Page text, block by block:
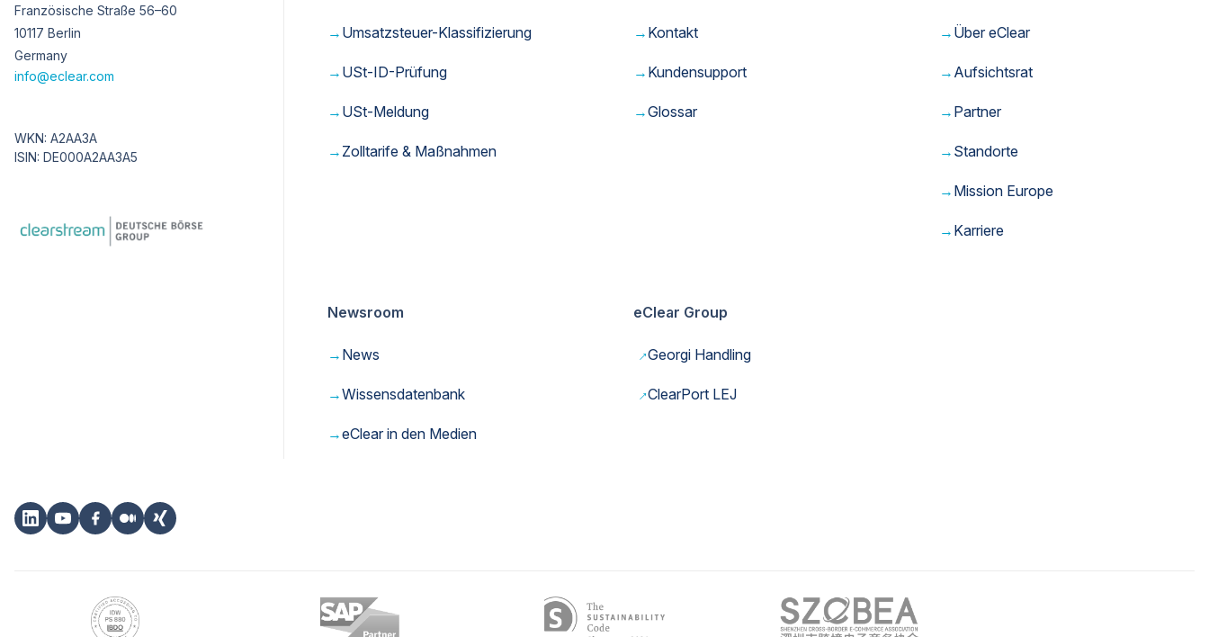
Französische Straße 56–60
10117 Berlin
Germany
info@eclear.com
WKN: A2AA3A
ISIN: DE000A2AA3A5
→ Umsatzsteuer-Klassifizierung
→ USt-ID-Prüfung
→ USt-Meldung
→ Zolltarife & Maßnahmen
→ Kontakt
→ Kundensupport
→Glossar
→ Über eClear
→ Aufsichtsrat
→ Partner
→ Standorte
→ Mission Europe
→ Karriere
Newsroom
→ News
→Wissensdatenbank
→eClear in den Medien
eClear Group
→Georgi Handling
→ClearPort LEJ